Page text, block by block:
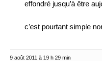
effondré jusqu’à être
c’est pourtant simple
9 août 2011 à 19 h 29 min